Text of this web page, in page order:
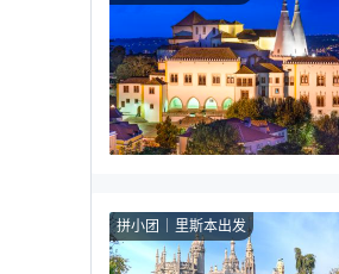
拼小团 里斯本出发